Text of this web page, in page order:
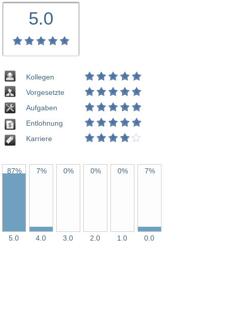
5.0
Kollegen
Vorgesetzte
Aufgaben
Entlohnung
Karriere
87%
5.0
7%
4.0
0%
3.0
0%
2.0
0%
1.0
7%
0.0